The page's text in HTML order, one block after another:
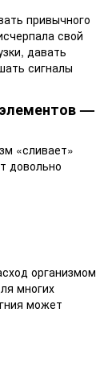
привычного
свой
давать
сигналы
—
«сливает»
довольно
организмом
многих
может